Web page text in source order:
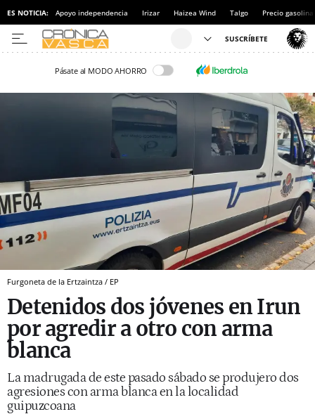
ES NOTICIA: Apoyo independencia Irizar Haizea Wind Talgo Precio gasolina
Pásate al MODO AHORRO
Furgoneta de la Ertzaintza / EP
Detenidos dos jóvenes en Irun
por agredir a otro con arma
blanca
La madrugada de este pasado sábado se produjero dos
agresiones con arma blanca en la localidad
guipuzcoana